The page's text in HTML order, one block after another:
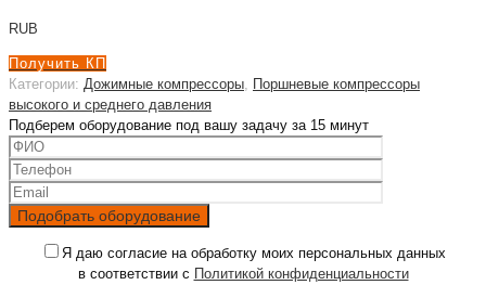
RUB
Получить КП
Категории: Дожимные компрессоры Поршневые компрессоры
высокого и среднего давления
Подберем оборудование под вашу задачу за 15 минут
Я даю согласие на обработку моих персональных данных
в соответствии с Политикой конфиденциальности